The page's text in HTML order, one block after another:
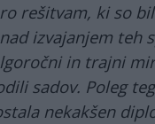
rešitvam, ki so
izvajanjem teh
in trajni
sadov. Poleg
nekakšen